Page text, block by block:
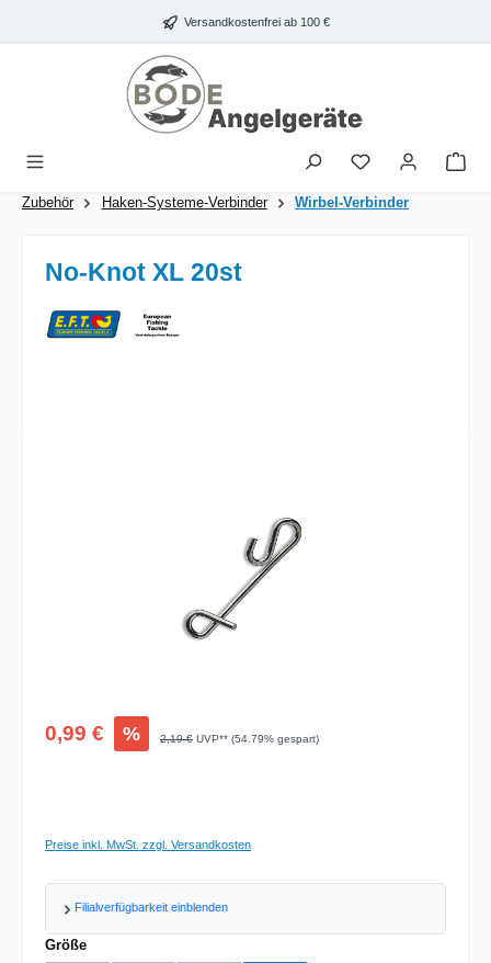
Zum Hauptinhalt springen Versandkostenfrei ab 100 €
Zubehör Haken-Systeme-Verbinder Wirbel-Verbinder
No-Knot XL 20st
Verkaufspreis:
0,99 € % Regulärer Preis:
2,19 € UVP** (54.79% gespart)
Preise inkl. MwSt. zzgl. Versandkosten
Filialverfügbarkeit einblenden
Größeauswählen